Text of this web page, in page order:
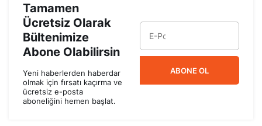
Tamamen
Ücretsiz Olarak
Bültenimize
Abone Olabilirsin
Yeni haberlerden haberdar
olmak için fırsatı kaçırma ve
ücretsiz e-posta
aboneliğini hemen başlat.
ABONE OL